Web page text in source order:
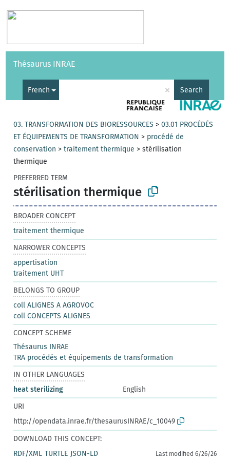
Vocabularies API
Thésaurus INRAE
French × Search
03. TRANSFORMATION DES BIORESSOURCES >03.01 PROCÉDÉS
ET ÉQUIPEMENTS DE TRANSFORMATION > procédé de
conservation >traitement thermique >stérilisation
thermique
PREFERRED TERM
stérilisation thermique
BROADER CONCEPT
traitement thermique
NARROWER CONCEPTS
appertisation
traitement UHT
BELONGS TO GROUP
coll ALIGNES A AGROVOC
coll CONCEPTS ALIGNES
CONCEPT SCHEME
Thésaurus INRAE
TRA procédés et équipements de transformation
IN OTHER LANGUAGES
heat sterilizing
English
URI
http://opendata.inrae.fr/thesaurusINRAE/c_10049
DOWNLOAD THIS CONCEPT:
RDF/XML TURTLE JSON-LD Last modified 6/26/26